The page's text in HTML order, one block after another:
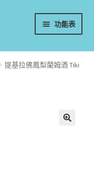
功能表
提基拉佛鳳梨蘭姆酒 Tiki